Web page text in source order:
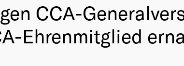
CCA-
Ehrenmitglied